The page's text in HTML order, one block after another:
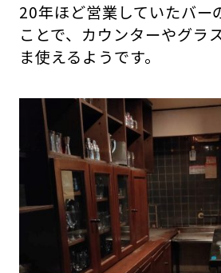
20年ほど営業していたバー
ことで、カウンターやグラ
ま使えるようです。